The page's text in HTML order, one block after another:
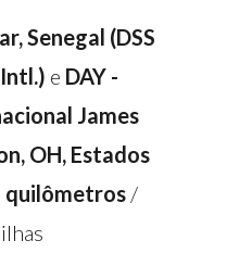
Senegal (DSS
e DAY -
James
OH, Estados
quilômetros/